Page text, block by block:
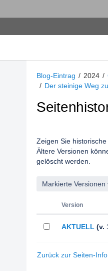
Blog-Eintrag 2024
Der steinige Weg
Zeigen Sie
Ältere Versionen
gelöscht werden.
Version
AKTUELL (v.
Zurück zur Seiten-Info